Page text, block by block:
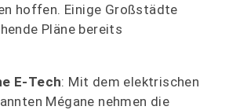
hoffen. Einige Großstädte
Pläne bereits
E-Tech: Mit dem elektrischen
Mégane nehmen die